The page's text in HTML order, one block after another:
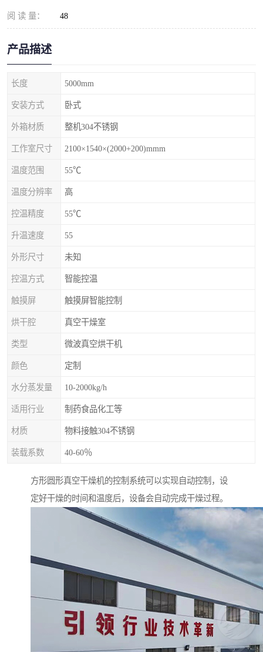
阅 读 量： 48
产品描述
长度 5000mm
安装方式 卧式
外箱材质 整机304不锈钢
工作室尺寸 2100×1540×(2000+200)mmm
温度范围 55℃
温度分辨率 高
控温精度 55℃
升温速度 55
外形尺寸 未知
控温方式 智能控温
触摸屏 触摸屏智能控制
烘干腔 真空干燥室
类型 微波真空烘干机
颜色 定制
水分蒸发量 10-2000kg/h
适用行业 制药食品化工等
材质 物料接触304不锈钢
装载系数 40-60％
方形圆形真空干燥机的控制系统可以实现自动控制，设
定好干燥的时间和温度后，设备会自动完成干燥过程。